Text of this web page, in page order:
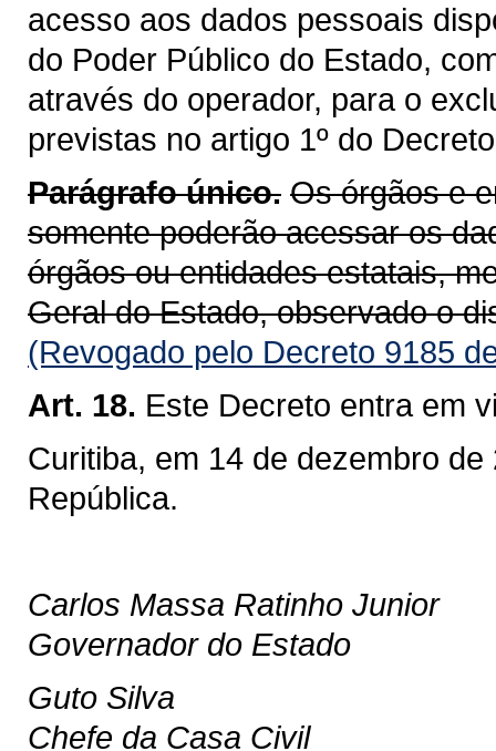
acesso aos dados pessoais
do Poder Público do Estado,
através do operador, para o
previstas no artigo 1º do
Parágrafo único. Os órgãos e
somente poderão acessar os
órgãos ou entidades estatais,
Geral do Estado, observado o
(Revogado pelo Decreto 9185
Art. 18. Este Decreto entra em
Curitiba, em 14 de dezembro
República.
Carlos Massa Ratinho Junior
Governador do Estado
Guto Silva
Chefe da Casa Civil